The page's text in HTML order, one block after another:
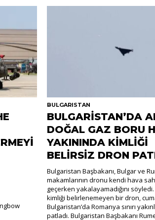
BULGARISTAN
BULGARİSTAN’DA
DOĞAL GAZ BORU
YAKININDA KİMLİĞİ
BELİRSİZ DRON
Bulgaristan Başbakanı, Bulgar ve
makamlarının dronu kendi hava
geçerken yakalayamadığını
kimliği belirlenemeyen bir dron,
Bulgaristan’da Romanya sınırı
patladı. Bulgaristan Başbakanı